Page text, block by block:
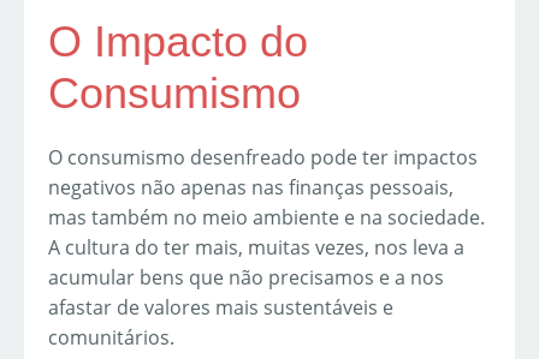
O Impacto do
Consumismo
O consumismo desenfreado pode ter impactos
negativos não apenas nas finanças pessoais,
mas também no meio ambiente e na sociedade.
A cultura do ter mais, muitas vezes, nos leva a
acumular bens que não precisamos e a nos
afastar de valores mais sustentáveis e
comunitários.